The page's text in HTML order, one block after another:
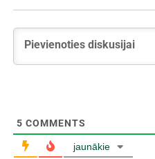
5 COMMENTS
jaunākie